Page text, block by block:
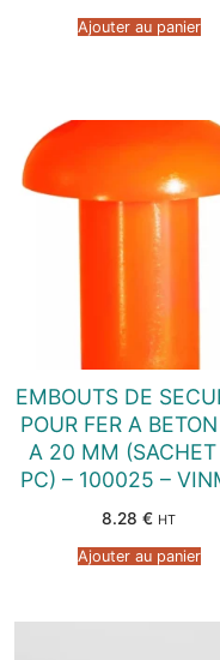
Ajouter au panier
EMBOUTS DE
POUR FER A
A 20 MM
PC) – 100025 –
8.28 € HT
Ajouter au panier